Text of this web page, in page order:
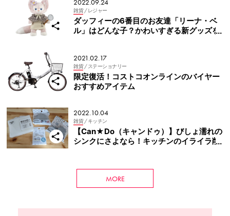
2022.09.24
雑貨 / レジャー
ダッフィーの6番目のお友達「リーナ・ベ
ル」はどんな子？かわいすぎる新グッズを
2021.02.17
雑貨 / ステーショナリー
限定復活！コストコオンラインのバイヤー
おすすめアイテム
2022.10.04
雑貨 / キッチン
【Can★Do（キャンドゥ）】びしょ濡れの
シンクにさよなら！キッチンのイライラ削
MORE